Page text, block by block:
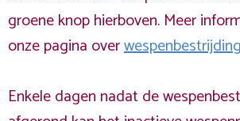
groene knop hierboven. Meer
onze pagina overwespenbestrijding
Enkele dagen nadat de